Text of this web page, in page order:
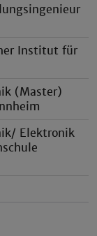
Institut für
(Master)
Elektronik